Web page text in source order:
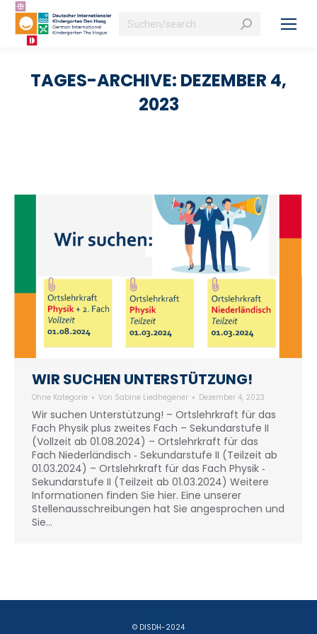
Search:
TAGES-ARCHIVE: DEZEMBER 4,
2023
WIR SUCHEN UNTERSTÜTZUNG!
Ohne Kategorie Von Sabine Liedhegener Dezember 4, 2023
Wir suchen Unterstützung! – Ortslehrkraft für das
Fach Physik plus zweites Fach – Sekundarstufe II
(Vollzeit ab 01.08.2024) – Ortslehrkraft für das
Fach Niederländisch ‐ Sekundarstufe II (Teilzeit ab
01.03.2024) – Ortslehrkraft für das Fach Physik ‐
Sekundarstufe II (Teilzeit ab 01.03.2024) Weitere
Informationen finden Sie hier. Eine unserer
Stellenausschreibungen hat Sie angesprochen und
Sie…
© DISDH-2024